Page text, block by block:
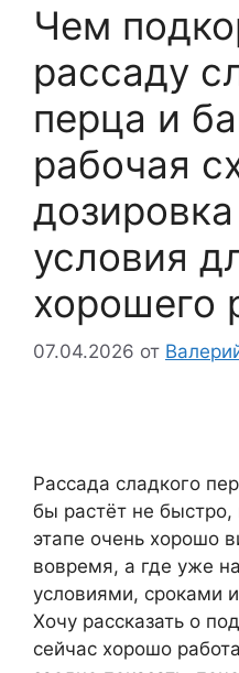
Чем
рассаду
перца и
рабочая
условия
хорошего
07.04.2026 от
Рассада сладкого
бы растёт не
этапе очень хорошо
вовремя, а где уже
условиями, сроками
Хочу рассказать о
сейчас хорошо